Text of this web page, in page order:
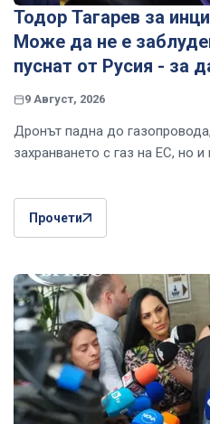
Тодор Тагарев за
Може да не е
пуснат от Русия - за
9 Август, 2026
Дронът падна до
захранването с газ на ЕС, но и
Прочети